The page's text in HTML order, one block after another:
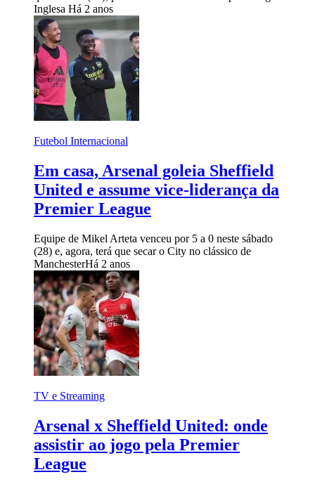
Inglesa Há 2 anos
Futebol Internacional
Em casa, Arsenal goleia Sheffield
United e assume vice-liderança da
Premier League
Equipe de Mikel Arteta venceu por 5 a 0 neste sábado
(28) e, agora, terá que secar o City no clássico de
ManchesterHá 2 anos
TV e Streaming
Arsenal x Sheffield United: onde
assistir ao jogo pela Premier
League